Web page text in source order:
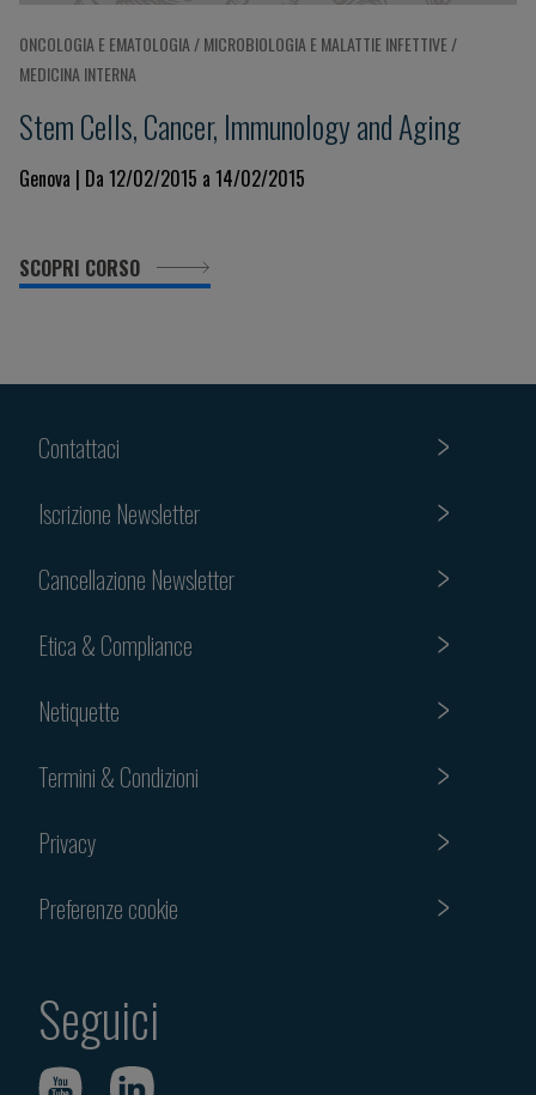
ONCOLOGIA E EMATOLOGIA / MICROBIOLOGIA E MALATTIE INFETTIVE /
MEDICINA INTERNA
Stem Cells, Cancer, Immunology and Aging
Genova | Da 12/02/2015 a 14/02/2015
SCOPRI CORSO
Contattaci
Iscrizione Newsletter
Cancellazione Newsletter
Etica & Compliance
Netiquette
Termini & Condizioni
Privacy
Preferenze cookie
Seguici